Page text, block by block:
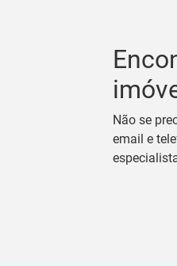
Não se
email e